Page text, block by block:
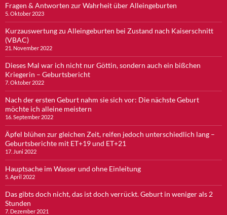
Fragen & Antworten zur Wahrheit über Alleingeburten
5. Oktober 2023
Kurzauswertung zu Alleingeburten bei Zustand nach Kaiserschnitt
(VBAC)
21. November 2022
Dieses Mal war ich nicht nur Göttin, sondern auch ein bißchen
Kriegerin – Geburtsbericht
7. Oktober 2022
Nach der ersten Geburt nahm sie sich vor: Die nächste Geburt
möchte ich alleine meistern
16. September 2022
Äpfel blühen zur gleichen Zeit, reifen jedoch unterschiedlich lang –
Geburtsberichte mit ET+19 und ET+21
17. Juni 2022
Hauptsache im Wasser und ohne Einleitung
5. April 2022
Das gibts doch nicht, das ist doch verrückt. Geburt in weniger als 2
Stunden
7. Dezember 2021